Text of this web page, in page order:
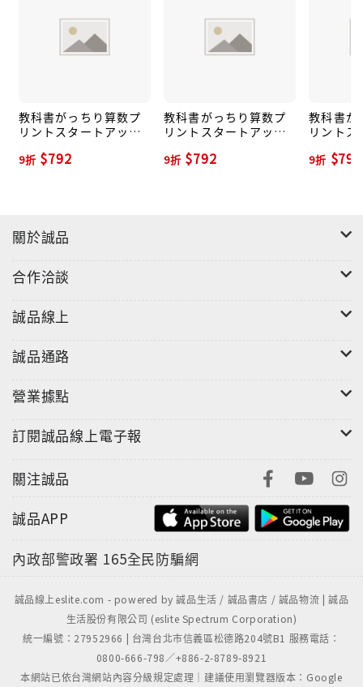
教科書がっちり算数プ
リントスタートアップ
9折 $792
教科書がっちり算数プ
リントスタートアップ
9折 $792
教科書が
リントス
9折 $792
關於誠品
合作洽談
誠品線上
誠品通路
營業據點
訂閱誠品線上電子報
關注誠品
誠品APP
內政部警政署 165全民防騙網
誠品線上eslite.com - powered by 誠品生活 / 誠品書店 / 誠品物流 | 誠品
生活股份有限公司 (eslite Spectrum Corporation)
統一編號：27952966 | 台灣台北市信義區松德路204號B1 服務電話：
0800-666-798／+886-2-8789-8921
本網站已依台灣網站內容分級規定處理｜建議使用瀏覽器版本：Google